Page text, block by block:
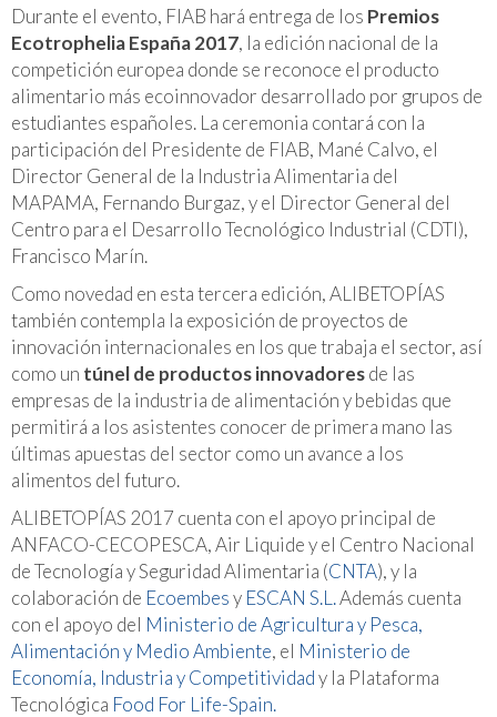
Durante el evento, FIAB hará entrega de los Premios
Ecotrophelia España 2017, la edición nacional de la
competición europea donde se reconoce el producto
alimentario más ecoinnovador desarrollado por grupos de
estudiantes españoles. La ceremonia contará con la
participación del Presidente de FIAB, Mané Calvo, el
Director General de la Industria Alimentaria del
MAPAMA, Fernando Burgaz, y el Director General del
Centro para el Desarrollo Tecnológico Industrial (CDTI),
Francisco Marín.
Como novedad en esta tercera edición, ALIBETOPÍAS
también contempla la exposición de proyectos de
innovación internacionales en los que trabaja el sector, así
como un túnel de productos innovadoresde las
empresas de la industria de alimentación y bebidas que
permitirá a los asistentes conocer de primera mano las
últimas apuestas del sector como un avance a los
alimentos del futuro.
ALIBETOPÍAS 2017 cuenta con el apoyo principal de
ANFACO-CECOPESCA, Air Liquide y el Centro Nacional
de Tecnología y Seguridad Alimentaria (CNTA), y la
colaboración de Ecoembesy ESCAN S.L.Además cuenta
con el apoyo del Ministerio de Agricultura y Pesca,
Alimentación y Medio Ambiente, el Ministerio de
Economía, Industria y Competitividady la Plataforma
Tecnológica Food For Life-Spain.